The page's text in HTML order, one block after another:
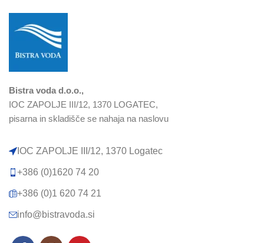
Bistra voda d.o.o.,
IOC ZAPOLJE III/12, 1370 LOGATEC,
pisarna in skladišče se nahaja na naslovu
IOC ZAPOLJE III/12, 1370 Logatec​
+386 (0)1620 74 20
+386 (0)1 620 74 21
info@bistravoda.si